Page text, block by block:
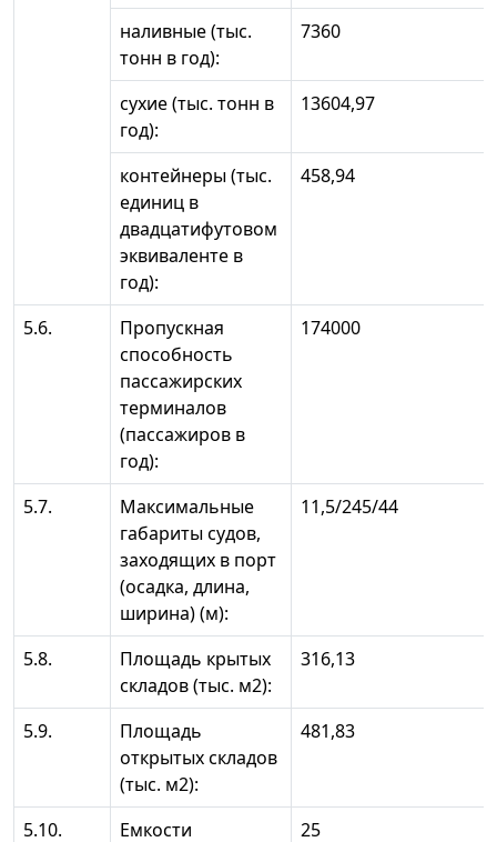
наливные (тыс.
тонн в год):
7360
сухие (тыс. тонн в
год):
13604,97
контейнеры (тыс.
единиц в
двадцатифутовом
эквиваленте в
год):
458,94
5.6.
Пропускная
способность
пассажирских
терминалов
(пассажиров в
год):
174000
5.7.
Максимальные
габариты судов,
заходящих в порт
(осадка, длина,
ширина) (м):
11,5/245/44
5.8.
Площадь крытых
складов (тыс. м2):
316,13
5.9.
Площадь
открытых складов
(тыс. м2):
481,83
5.10. Емкости 25